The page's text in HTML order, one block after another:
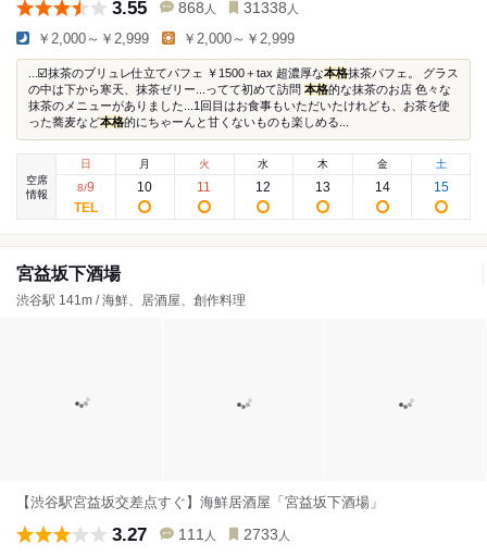
3.55 868 人 31338 人
￥2,000～￥2,999 ￥2,000～￥2,999
...☑️抹茶のブリュレ仕立てパフェ ￥1500＋tax 超濃厚な本格抹茶パフェ。 グラス
の中は下から寒天、抹茶ゼリー...ってて初めて訪問 本格的な抹茶のお店 色々な
抹茶のメニューがありました...1回目はお食事もいただいたけれども、お茶を使
った蕎麦など本格的にちゃーんと甘くないものも楽しめる...
空席
情報
日
8/9
月
10
火
11
水
12
木
13
金
14
土
15
宮益坂下酒場
渋谷駅 141m / 海鮮、居酒屋、創作料理
【渋谷駅宮益坂交差点すぐ】海鮮居酒屋「宮益坂下酒場」
3.27 111 人 2733 人